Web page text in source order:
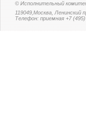
© Исполнительный
119049,Москва, Ленинский
Телефон: приемная +7